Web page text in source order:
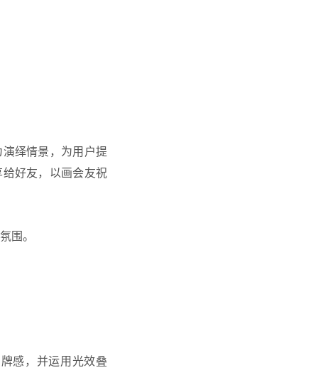
绎情景，为用户提
好友，以画会友祝
围。
感，并运用光效叠